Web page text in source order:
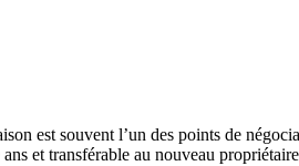
est souvent l’un des points de
et transférable au nouveau